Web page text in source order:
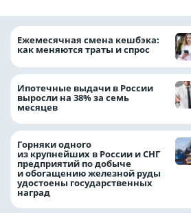
Ежемесячная смена кешбэка:
как меняются траты и спрос
Ипотечные выдачи в России
выросли на 38% за семь
месяцев
Горняки одного
из крупнейших в России и СНГ
предприятий по добыче
и обогащению железной руды
удостоены государственных
наград